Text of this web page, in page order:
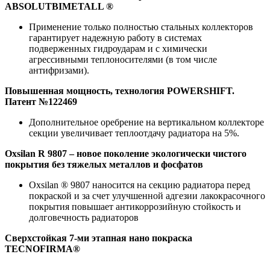
ABSOLUTBIMETALL ®
Применение только полностью стальных коллекторов
гарантирует надежную работу в системах
подверженных гидроударам и с химически
агрессивными теплоносителями (в том числе
антифризами).
Повышенная мощность, технология POWERSHIFT.
Патент №122469
Дополнительное оребрение на вертикальном коллекторе
секции увеличивает теплоотдачу радиатора на 5%.
Oxsilan R 9807 – новое поколение экологически чистого
покрытия без тяжелых металлов и фосфатов
Oxsilan ® 9807 наносится на секцию радиатора перед
покраской и за счет улучшенной адгезии лакокрасочного
покрытия повышает антикоррозийную стойкость и
долговечность радиаторов
Сверхстойкая 7-ми этапная нано покраска
TECNOFIRMA®